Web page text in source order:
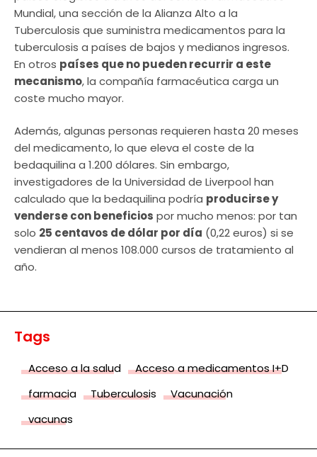
Mundial, una sección de la Alianza Alto a la
Tuberculosis que suministra medicamentos para la
tuberculosis a países de bajos y medianos ingresos.
En otros países que no pueden recurrir a este
mecanismo, la compañía farmacéutica carga un
coste mucho mayor.
Además, algunas personas requieren hasta 20 meses
del medicamento, lo que eleva el coste de la
bedaquilina a 1.200 dólares. Sin embargo,
investigadores de la Universidad de Liverpool han
calculado que la bedaquilina podría producirse y
venderse con beneficios por mucho menos: por tan
solo 25 centavos de dólar por día (0,22 euros) si se
vendieran al menos 108.000 cursos de tratamiento al
año.
Tags
Acceso a la salud
Acceso a medicamentos I+D
farmacia
Tuberculosis
Vacunación
vacunas